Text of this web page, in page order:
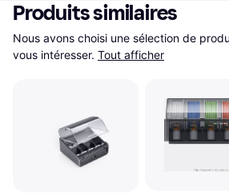
Produits similaires
Nous avons choisi une sélection de
vous intéresser. Tout afficher